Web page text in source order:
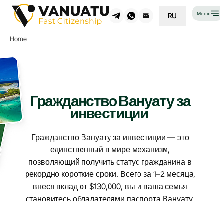
RU Меню
Home
Гражданство Вануату за
инвестиции
Гражданство Вануату за инвестиции — это
единственный в мире механизм,
позволяющий получить статус гражданина в
рекордно короткие сроки. Всего за 1–2 месяца,
внеся вклад от $130,000, вы и ваша семья
становитесь обладателями паспорта Вануату.